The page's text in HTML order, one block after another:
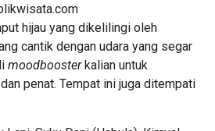
hijau yang dikelilingi oleh
cantik dengan udara yang segar
moodboosterkalian untuk
penat. Tempat ini juga ditempati